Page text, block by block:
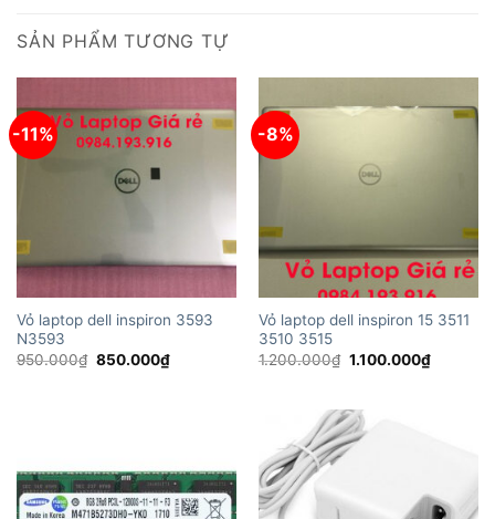
SẢN PHẨM TƯƠNG TỰ
-11%
Vỏ laptop dell inspiron 3593
N3593
950.000₫ Giá
850.000₫Giá
hiện
-8%
Vỏ laptop dell inspiron 15 3511
3510 3515
1.200.000₫ Giá
1.100.000₫Giá
hiện